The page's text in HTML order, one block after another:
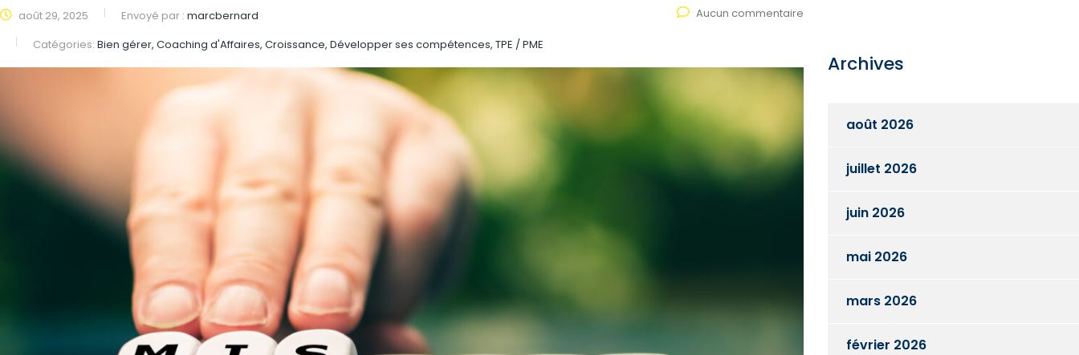
août 29, 2025 Envoyé par : marcbernard
Catégories: Bien gérer, Coaching d'Affaires, Croissance, Développer ses compétences, TPE / PME
Aucun commentaire
Archives
août 2026
juillet 2026
juin 2026
mai 2026
mars 2026
février 2026